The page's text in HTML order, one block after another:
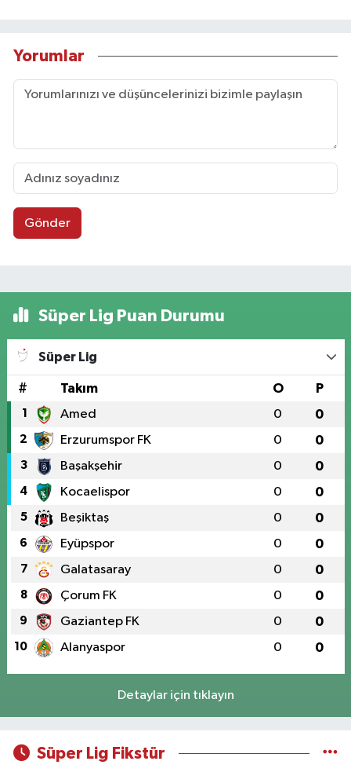
Yorumlar
Gönder
Süper Lig Puan Durumu
Süper Lig
# Takım O P
1 Amed 0 0
2 Erzurumspor FK 0 0
3 Başakşehir 0 0
4 Kocaelispor 0 0
5 Beşiktaş 0 0
6 Eyüpspor 0 0
7 Galatasaray 0 0
8 Çorum FK 0 0
9 Gaziantep FK 0 0
10 Alanyaspor 0 0
Detaylar için tıklayın
Süper Lig Fikstür